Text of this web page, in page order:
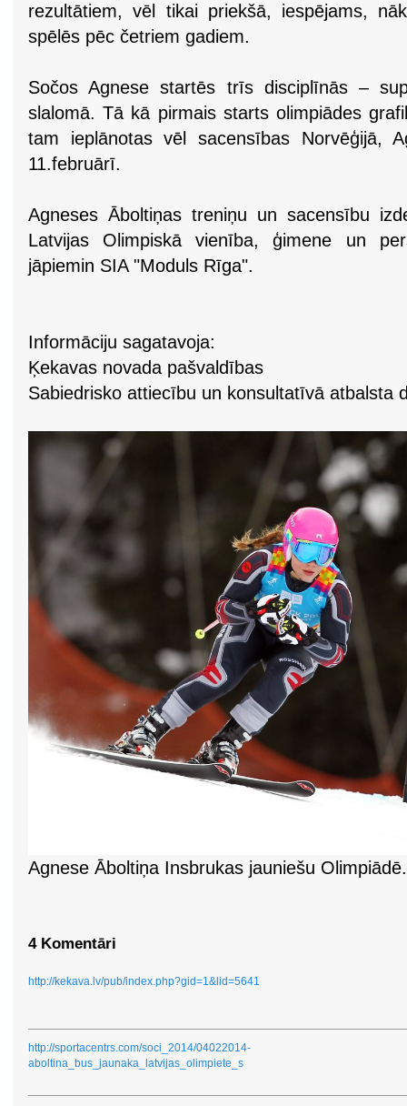
rezultātiem, vēl tikai priekšā, iespējams,
spēlēs pēc četriem gadiem.
Sočos Agnese startēs trīs disciplīnās –
slalomā. Tā kā pirmais starts olimpiādes
tam ieplānotas vēl sacensības Norvēģijā,
11.februārī.
Agneses Āboltiņas treniņu un sacensību
Latvijas Olimpiskā vienība, ģimene un
jāpiemin SIA "Moduls Rīga".
Informāciju sagatavoja:
Ķekavas novada pašvaldības
Sabiedrisko attiecību un konsultatīvā atbalsta
Agnese Āboltiņa Insbrukas jauniešu Olimpiādē.
4 Komentāri
http://kekava.lv/pub/index.php?gid=1&lid=5641
http://sportacentrs.com/soci_2014/04022014-
aboltina_bus_jaunaka_latvijas_olimpiete_s